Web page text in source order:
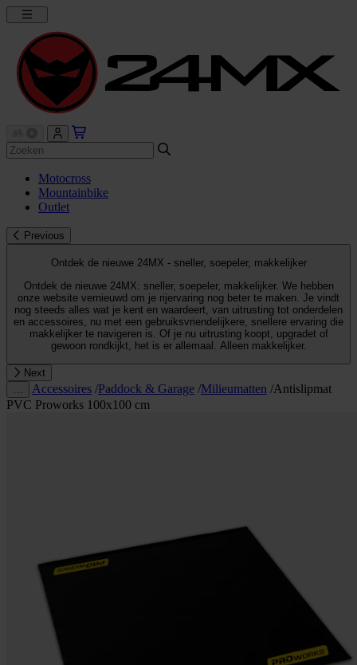
Motocross
Mountainbike
Outlet
Previous
Ontdek de nieuwe 24MX - sneller, soepeler, makkelijker
Ontdek de nieuwe 24MX: sneller, soepeler, makkelijker. We hebben
onze website vernieuwd om je rijervaring nog beter te maken. Je vindt
nog steeds alles wat je kent en waardeert, van uitrusting tot onderdelen
en accessoires, nu met een gebruiksvriendelijkere, snellere ervaring die
makkelijker te navigeren is. Of je nu uitrusting koopt, upgradet of
gewoon rondkijkt, het is er allemaal. Alleen makkelijker.
Next
Accessoires /Paddock & Garage /Milieumatten /Antislipmat
PVC Proworks 100x100 cm